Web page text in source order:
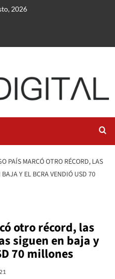
2026
PAÍS MARCÓ OTRO RÉCORD, LAS
Y EL BCRA VENDIÓ USD 70
otro récord, las
siguen en baja y
70 millones